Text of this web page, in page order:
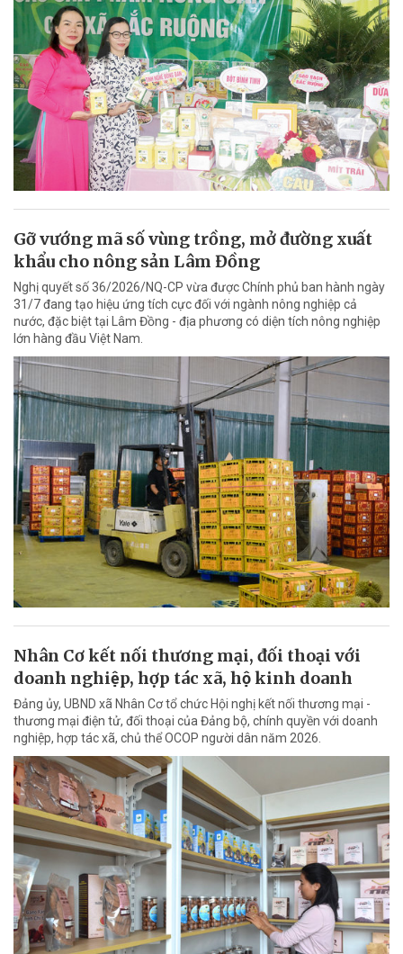
Gỡ vướng mã số vùng trồng, mở đường xuất
khẩu cho nông sản Lâm Đồng
Nghị quyết số 36/2026/NQ-CP vừa được Chính phủ ban hành ngày
31/7 đang tạo hiệu ứng tích cực đối với ngành nông nghiệp cả
nước, đặc biệt tại Lâm Đồng - địa phương có diện tích nông nghiệp
lớn hàng đầu Việt Nam.
Nhân Cơ kết nối thương mại, đối thoại với
doanh nghiệp, hợp tác xã, hộ kinh doanh
Đảng ủy, UBND xã Nhân Cơ tổ chức Hội nghị kết nối thương mại -
thương mại điện tử, đối thoại của Đảng bộ, chính quyền với doanh
nghiệp, hợp tác xã, chủ thể OCOP người dân năm 2026.